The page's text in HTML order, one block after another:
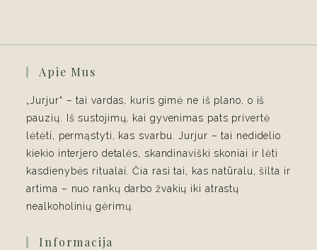
Apie Mus
„Jurjur“ – tai vardas, kuris gimė ne iš plano, o iš
pauzių. Iš sustojimų, kai gyvenimas pats privertė
lėtėti, permąstyti, kas svarbu. Jurjur – tai nedidelio
kiekio interjero detalės, skandinaviški skoniai ir lėti
kasdienybės ritualai. Čia rasi tai, kas natūralu, šilta ir
artima – nuo rankų darbo žvakių iki atrastų
nealkoholinių gėrimų.
Informacija